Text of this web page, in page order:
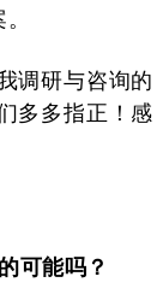
调研与咨询的
多多指正！感
可能吗？